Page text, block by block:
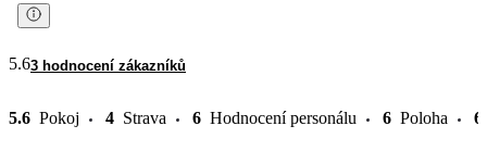
5.63 hodnocení zákazníků
5.6 Pokoj 4 Strava 6 Hodnocení personálu 6 Poloha 6